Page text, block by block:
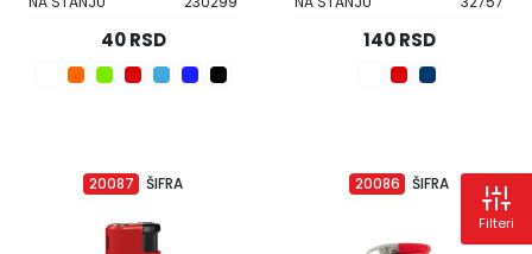
Filteri
40 RSD 140 RSD
ŠIFRA
20087 ŠIFRA
20086